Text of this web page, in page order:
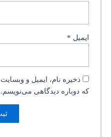
ایمیل *
ذخیره نام، ایمیل و
که دوباره دیدگاهی می‌نویسم.